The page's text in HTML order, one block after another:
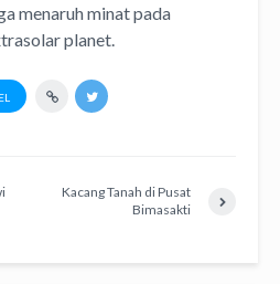
menaruh minat pada
planet.
Kacang Tanah di Pusat
Bimasakti